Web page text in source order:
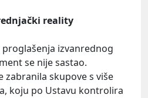
reality
izvanrednog
se nije sastao.
zabranila skupove s više
koju po Ustavu kontrolira